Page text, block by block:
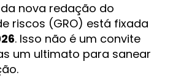
nova redação do
riscos (GRO) está fixada
. Isso não é um convite
um ultimato para sanear